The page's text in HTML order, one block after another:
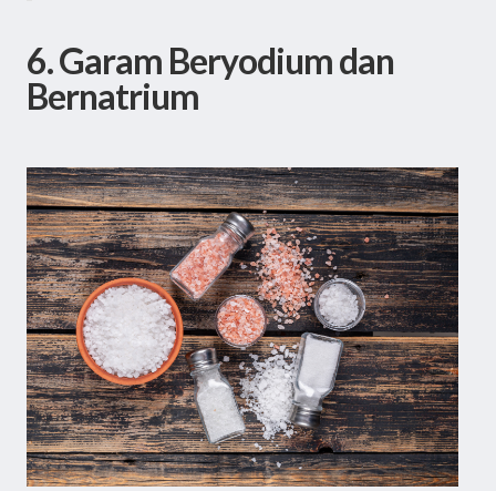
6. Garam Beryodium dan
Bernatrium